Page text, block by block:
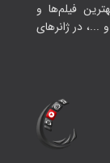
فیلم‌ها و
...، در ژانرهای